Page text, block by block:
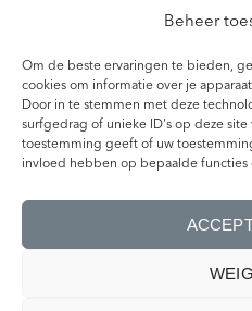
Beheer
Om de beste ervaringen te bieden,
cookies om informatie over je
Door in te stemmen met deze
surfgedrag of unieke ID's op deze site
toestemming geeft of uw
invloed hebben op bepaalde
Bekijk ze in het
tegelmonsters
Ervaar je favoriete tegels
bekijk de kleur in dag- en
passen bij jouw interieur.
NAAR DE